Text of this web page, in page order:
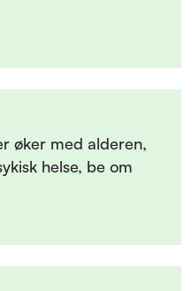
øker med alderen,
helse, be om